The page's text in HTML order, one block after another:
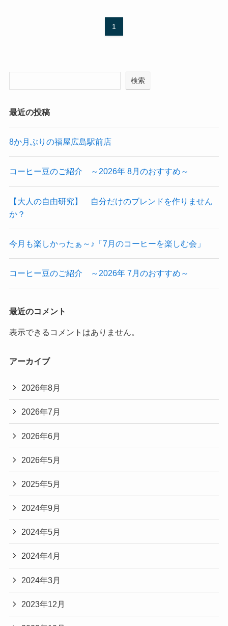
1
検索
最近の投稿
8か月ぶりの福屋広島駅前店
コーヒー豆のご紹介 ～2026年 8月のおすすめ～
【大人の自由研究】 自分だけのブレンドを作りません
か？
今月も楽しかったぁ～♪「7月のコーヒーを楽しむ会」
コーヒー豆のご紹介 ～2026年 7月のおすすめ～
最近のコメント
表示できるコメントはありません。
アーカイブ
2026年8月
2026年7月
2026年6月
2026年5月
2025年5月
2024年9月
2024年5月
2024年4月
2024年3月
2023年12月